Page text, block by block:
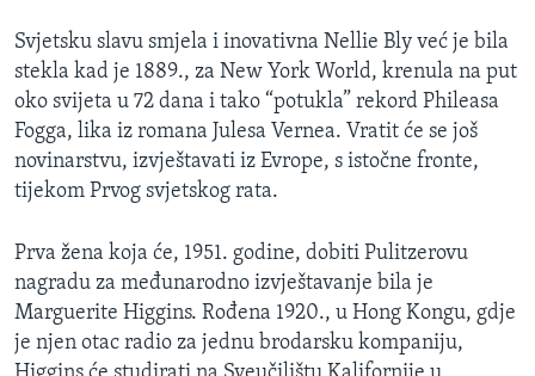
Svjetsku slavu smjela i inovativna Nellie Bly već je bila
stekla kad je 1889., za New York World, krenula na put
oko svijeta u 72 dana i tako “potukla” rekord Phileasa
Fogga, lika iz romana Julesa Vernea. Vratit će se još
novinarstvu, izvještavati iz Evrope, s istočne fronte,
tijekom Prvog svjetskog rata.
Prva žena koja će, 1951. godine, dobiti Pulitzerovu
nagradu za međunarodno izvještavanje bila je
Marguerite Higgins. Rođena 1920., u Hong Kongu, gdje
je njen otac radio za jednu brodarsku kompaniju,